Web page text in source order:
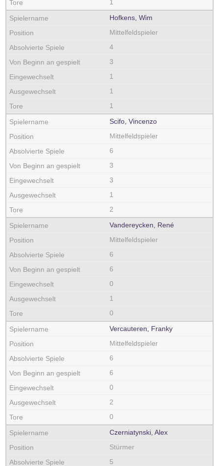
1
Hofkens, Wim
Mittelfeldspieler
4
3
1
1
1
Scifo, Vincenzo
Mittelfeldspieler
6
3
3
1
2
Vandereycken, René
Mittelfeldspieler
6
6
0
1
0
Vercauteren, Franky
Mittelfeldspieler
6
6
0
2
0
Czerniatynski, Alex
Stürmer
5